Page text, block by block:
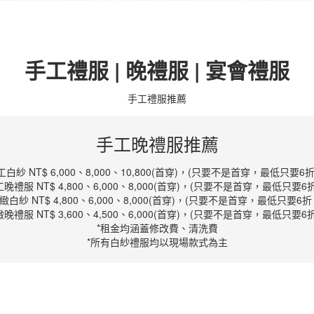
手工禮服 | 晚禮服 | 宴會禮服
手工禮服推薦
手工晚禮服推薦
白紗 NT$ 6,000、8,000、10,800(首穿)，(只要不是首穿，最低只要6
晚禮服 NT$ 4,800、6,000、8,000(首穿)，(只要不是首穿，最低只要6
白紗 NT$ 4,800、6,000、8,000(首穿)，(只要不是首穿，最低只要6折
晚禮服 NT$ 3,600、4,500、6,000(首穿)，(只要不是首穿，最低只要6
*租金均涵蓋修改費、清洗費
*所有白紗禮服均以現場款式為主